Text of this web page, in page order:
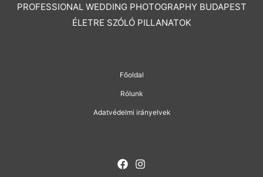
PROFESSIONAL WEDDING PHOTOGRAPHY BUDAPEST
ÉLETRE SZÓLÓ PILLANATOK
Főoldal
Rólunk
Adatvédelmi irányelvek